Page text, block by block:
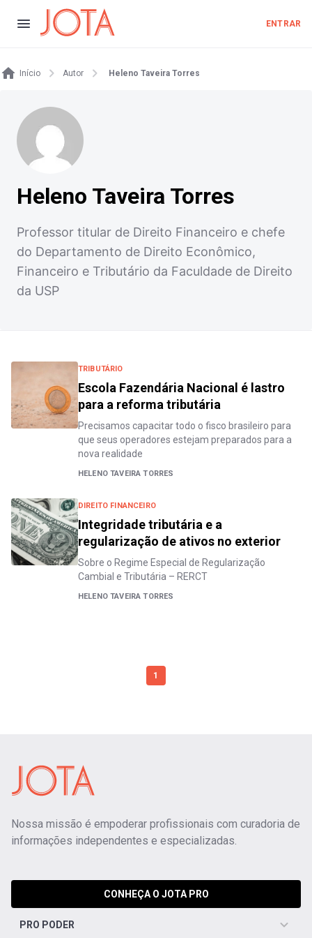
ENTRAR
Início Autor Heleno Taveira Torres
Heleno Taveira Torres
Professor titular de Direito Financeiro e chefe
do Departamento de Direito Econômico,
Financeiro e Tributário da Faculdade de Direito
da USP
TRIBUTÁRIO
Escola Fazendária Nacional é lastro
para a reforma tributária
Precisamos capacitar todo o fisco brasileiro para
que seus operadores estejam preparados para a
nova realidade
HELENO TAVEIRA TORRES
DIREITO FINANCEIRO
Integridade tributária e a
regularização de ativos no exterior
Sobre o Regime Especial de Regularização
Cambial e Tributária – RERCT
HELENO TAVEIRA TORRES
1
Nossa missão é empoderar profissionais com curadoria de
informações independentes e especializadas.
CONHEÇA O JOTA PRO
PRO PODER